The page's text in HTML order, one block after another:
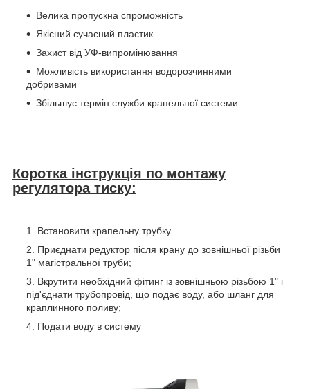
Велика пропускна спроможність
Якісний сучасний пластик
Захист від УФ-випромінювання
Можливість використання водорозчинними
добривами
Збільшує термін служби крапельної системи
Коротка інструкція по монтажу
регулятора тиску:
Встановити крапельну трубку
Приєднати редуктор після крану до зовнішньої різьби
1" магістральної труби;
Вкрутити необхідний фітинг із зовнішньою різьбою 1" і
під'єднати трубопровід, що подає воду, або шланг для
краплинного поливу;
Подати воду в систему